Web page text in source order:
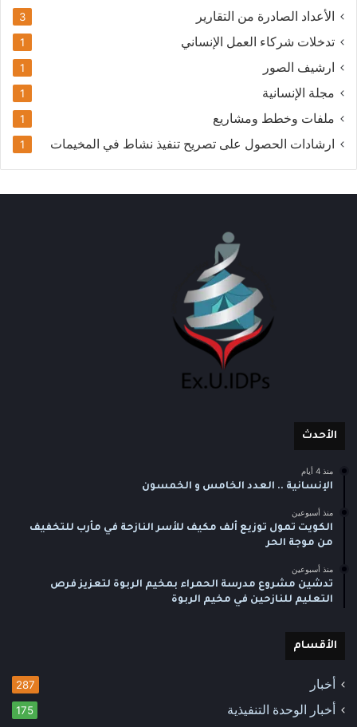
الأعداد الصادرة من التقارير 3
تدخلات شركاء العمل الإنساني 1
ارشيف الصور 1
مجلة الإنسانية 1
ملفات وخطط ومشاريع 1
ارشادات الحصول على تصريح تنفيذ نشاط في المخيمات 1
الأحدث
منذ 4 أيام
الإنسانية .. العدد الخامس و الخمسون
منذ أسبوعين
الكويت تمول توزيع ألف مكيف للأسر النازحة في مأرب للتخفيف
من موجة الحر
منذ أسبوعين
تدشين مشروع مدرسة الحمراء بمخيم الربوة لتعزيز فرص
التعليم للنازحين في مخيم الربوة
الأقسام
أخبار 287
أخبار الوحدة التنفيذية 175